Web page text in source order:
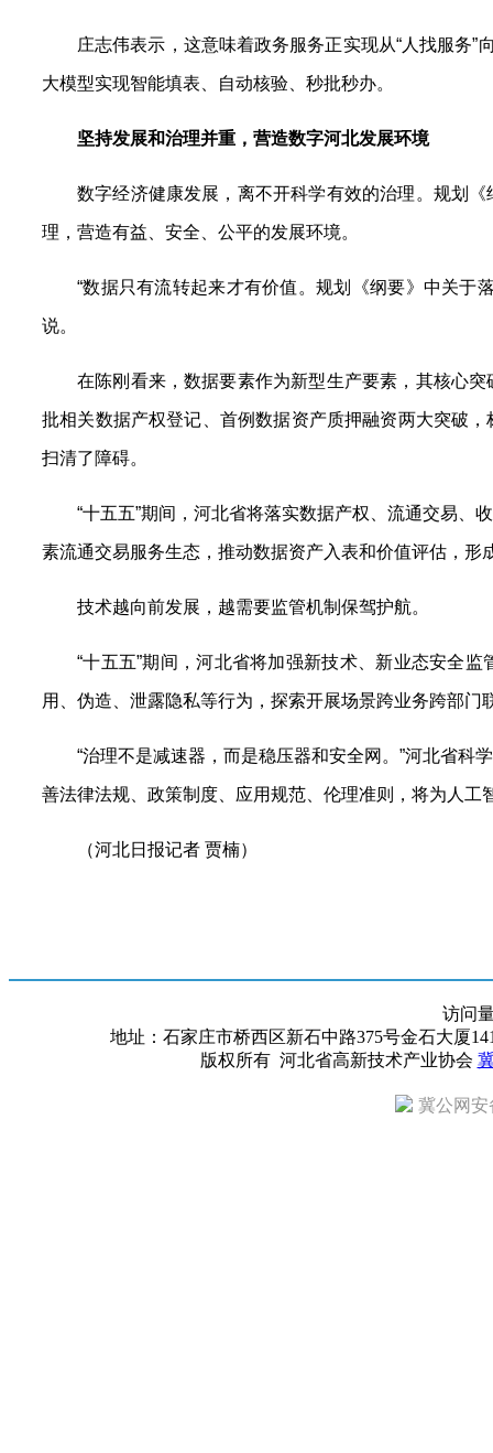
庄志伟表示，这意味着政务服务正实现从“人找服务
大模型实现智能填表、自动核验、秒批秒办。
坚持发展和治理并重，营造数字河北发展环境
数字经济健康发展，离不开科学有效的治理。规划
理，营造有益、安全、公平的发展环境。
“数据只有流转起来才有价值。规划《纲要》中关于
说。
在陈刚看来，数据要素作为新型生产要素，其核心
批相关数据产权登记、首例数据资产质押融资两大突破
扫清了障碍。
“十五五”期间，河北省将落实数据产权、流通交易
素流通交易服务生态，推动数据资产入表和价值评估，
技术越向前发展，越需要监管机制保驾护航。
“十五五”期间，河北省将加强新技术、新业态安全
用、伪造、泄露隐私等行为，探索开展场景跨业务跨部门
“治理不是减速器，而是稳压器和安全网。”河北省
善法律法规、政策制度、应用规范、伦理准则，将为人
（河北日报记者 贾楠）
访问
地址：石家庄市桥西区新石中路375号金石大厦
版权所有 河北省高新技术产业协会
冀公网安